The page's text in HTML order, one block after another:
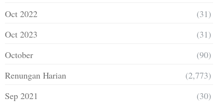
Oct 2022
(31)
Oct 2023
(31)
October
(90)
Renungan Harian
(2,773)
Sep 2021
(30)